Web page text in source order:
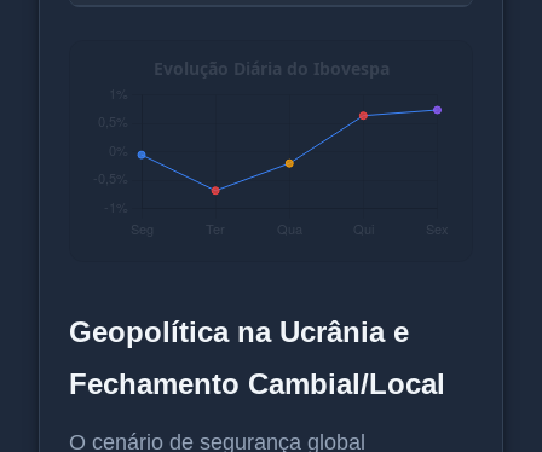
Geopolítica na Ucrânia e
Fechamento Cambial/Local
O cenário de segurança global